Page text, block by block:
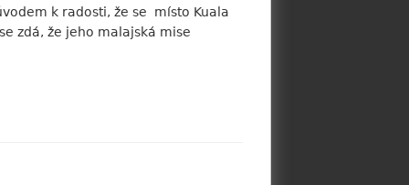
k radosti, že se místo Kuala
zdá, že jeho malajská mise